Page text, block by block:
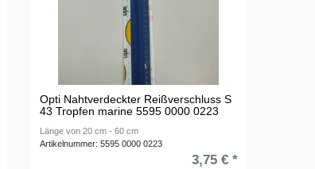
Opti Nahtverdeckter Reißverschluss S
43 Tropfen marine 5595 0000 0223
Länge von 20 cm - 60 cm
Artikelnummer: 5595 0000 0223
3,75 € *